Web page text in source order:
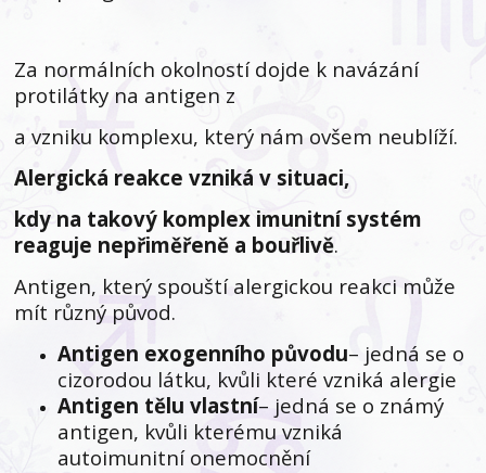
Za normálních okolností dojde k navázání
protilátky na antigen z
a vzniku komplexu, který nám ovšem neublíží.
Alergická reakce vzniká v situaci,
kdy na takový komplex imunitní systém
reaguje nepřiměřeně a bouřlivě.
Antigen, který spouští alergickou reakci může
mít různý původ.
Antigen exogenního původu– jedná se o
cizorodou látku, kvůli které vzniká alergie
Antigen tělu vlastní– jedná se o známý
antigen, kvůli kterému vzniká
autoimunitní onemocnění